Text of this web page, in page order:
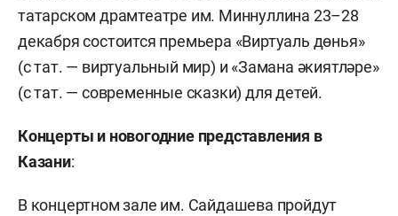
татарском драмтеатре им. Миннуллина 23–28
декабря состоится премьера «Виртуаль дөнья»
(с тат. — виртуальный мир) и «Замана әкиятләре»
(с тат. — современные сказки) для детей.
Концерты и новогодние представления в
Казани:
В концертном зале им. Сайдашева пройдут